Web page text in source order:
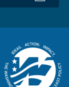
Homepage